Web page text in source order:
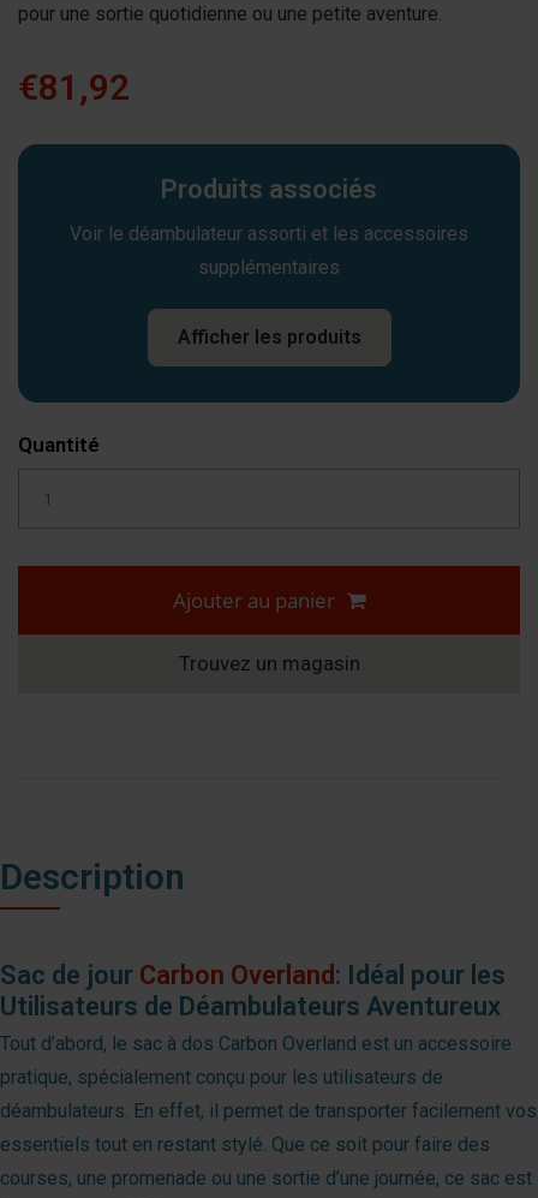
pour une sortie quotidienne ou une petite aventure.
€81,92
Produits associés
Voir le déambulateur assorti et les accessoires
supplémentaires
Afficher les produits
Quantité
Ajouter au panier
Trouvez un magasin
Description
Sac de jour Carbon Overland : Idéal pour les
Utilisateurs de Déambulateurs Aventureux
Tout d’abord, le sac à dos Carbon Overland est un accessoire
pratique, spécialement conçu pour les utilisateurs de
déambulateurs. En effet, il permet de transporter facilement vos
essentiels tout en restant stylé. Que ce soit pour faire des
courses, une promenade ou une sortie d’une journée, ce sac est